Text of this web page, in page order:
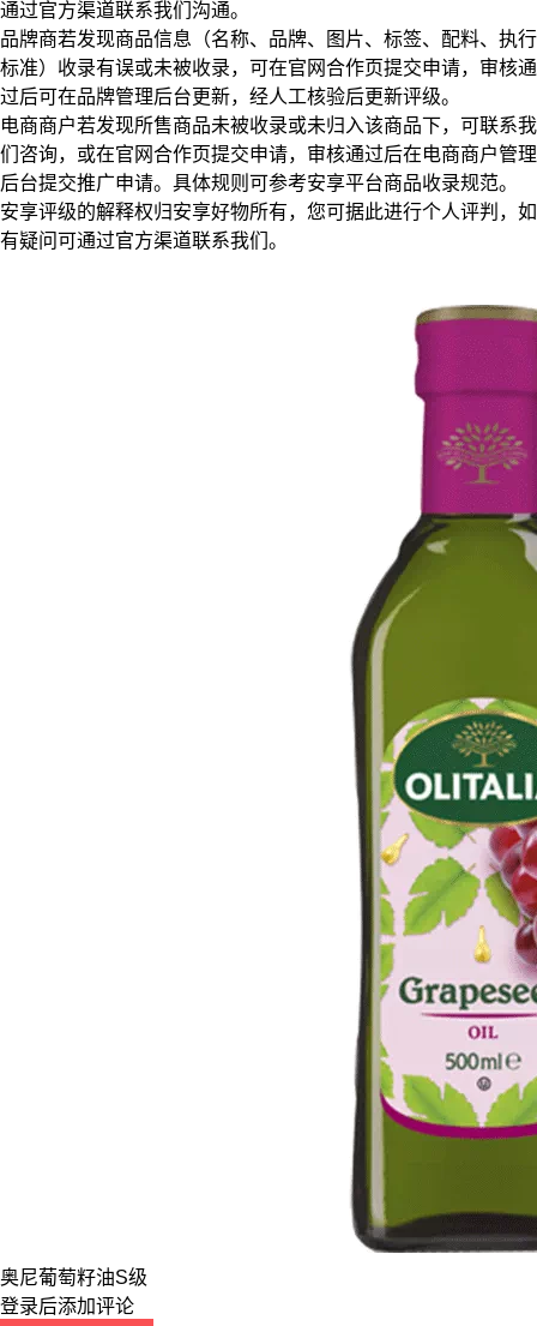
通过官方渠道联系我们沟通。
品牌商若发现商品信息（名称、品牌、图片、标签、配料、执行
标准）收录有误或未被收录，可在官网合作页提交申请，审核通
过后可在品牌管理后台更新，经人工核验后更新评级。
电商商户若发现所售商品未被收录或未归入该商品下，可联系我
们咨询，或在官网合作页提交申请，审核通过后在电商商户管理
后台提交推广申请。具体规则可参考安享平台商品收录规范。
安享评级的解释权归安享好物所有，您可据此进行个人评判，如
有疑问可通过官方渠道联系我们。
奥尼葡萄籽油S级
登录后添加评论